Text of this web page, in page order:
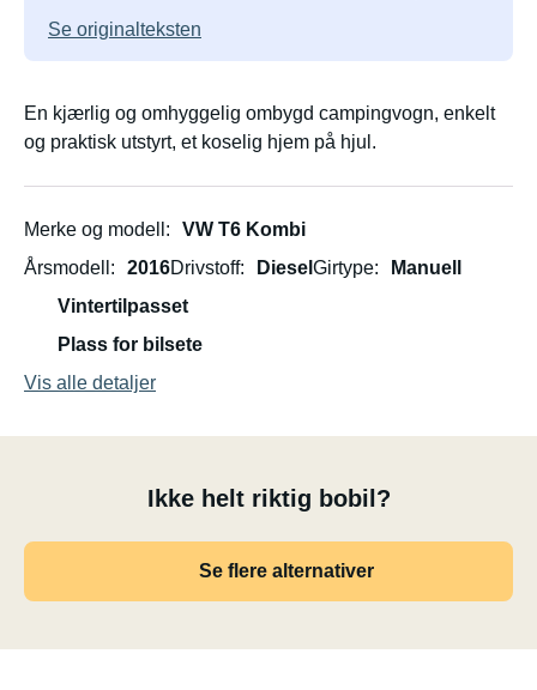
Se originalteksten
En kjærlig og omhyggelig ombygd campingvogn, enkelt
og praktisk utstyrt, et koselig hjem på hjul.
Merke og modell
VW T6 Kombi
Årsmodell
2016Drivstoff Diesel Girtype
Manuell
Vintertilpasset
Plass for bilsete
Vis alle detaljer
Ikke helt riktig bobil?
Se flere alternativer